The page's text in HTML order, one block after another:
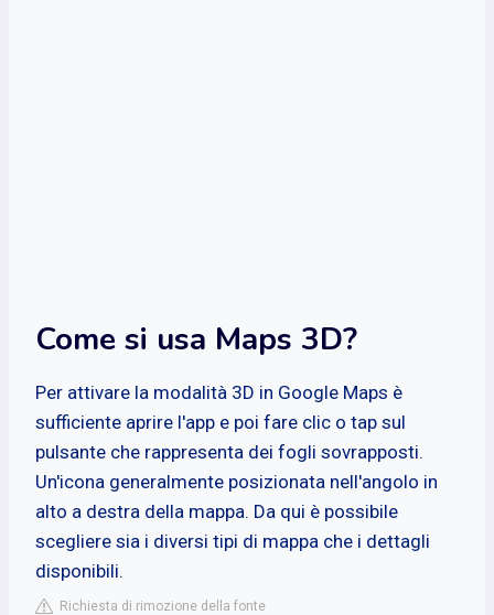
Come si usa Maps 3D?
Per attivare la modalità 3D in Google Maps è
sufficiente aprire l'app e poi fare clic o tap sul
pulsante che rappresenta dei fogli sovrapposti.
Un'icona generalmente posizionata nell'angolo in
alto a destra della mappa. Da qui è possibile
scegliere sia i diversi tipi di mappa che i dettagli
disponibili.
Richiesta di rimozione della fonte